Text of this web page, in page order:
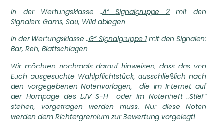
In der Wertungsklasse„A“ Signalgruppe 2 mit den
Signalen:Gams, Sau, Wild ablegen
In der Wertungsklasse„G“ Signalgruppe 1mit den Signalen:
Bär, Reh, Blattschlagen
Wir möchten nochmals darauf hinweisen, dass das von
Euch ausgesuchte Wahlpflichtstück, ausschließlich nach
den vorgegebenen Notenvorlagen, die im Internet auf
der Hompage des LJV S-H oder im Notenheft „Stief“
stehen, vorgetragen werden muss. Nur diese Noten
werden dem Richtergremium zur Bewertung vorgelegt!